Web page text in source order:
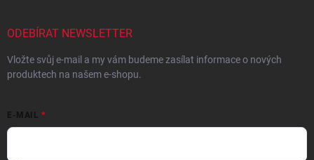
ODEBÍRAT NEWSLETTER
Vložte svůj e-mail a my vám budeme zasílat informace o nových
produktech na našem e-shopu.
E-MAIL